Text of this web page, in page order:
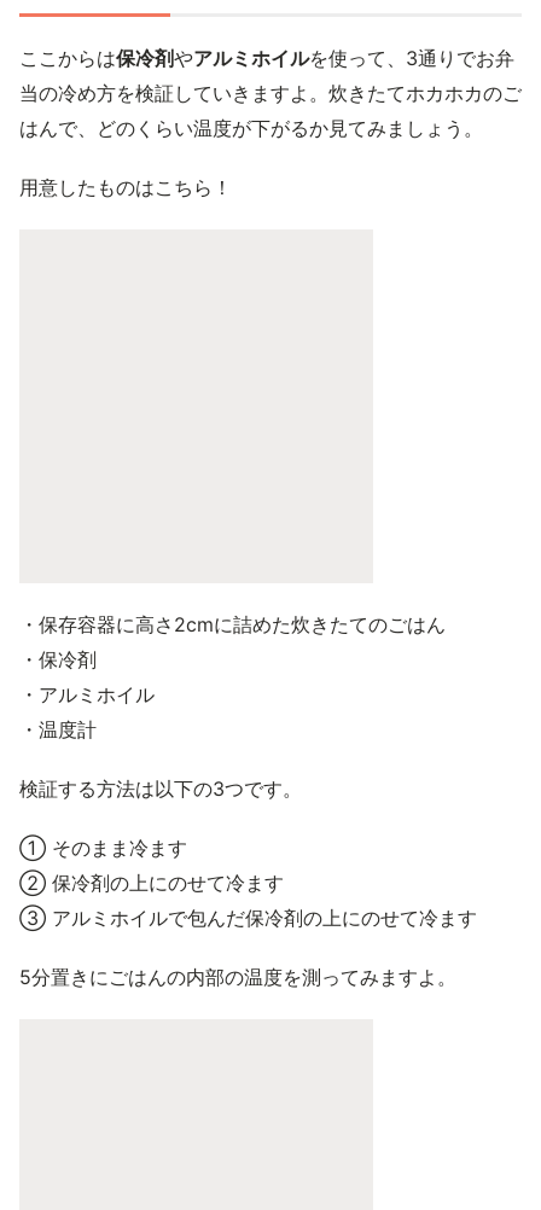
ここからは保冷剤やアルミホイルを使って、3通りでお弁
当の冷め方を検証していきますよ。炊きたてホカホカのご
はんで、どのくらい温度が下がるか見てみましょう。
用意したものはこちら！
・保存容器に高さ2cmに詰めた炊きたてのごはん
・保冷剤
・アルミホイル
・温度計
検証する方法は以下の3つです。
① そのまま冷ます
② 保冷剤の上にのせて冷ます
③ アルミホイルで包んだ保冷剤の上にのせて冷ます
5分置きにごはんの内部の温度を測ってみますよ。